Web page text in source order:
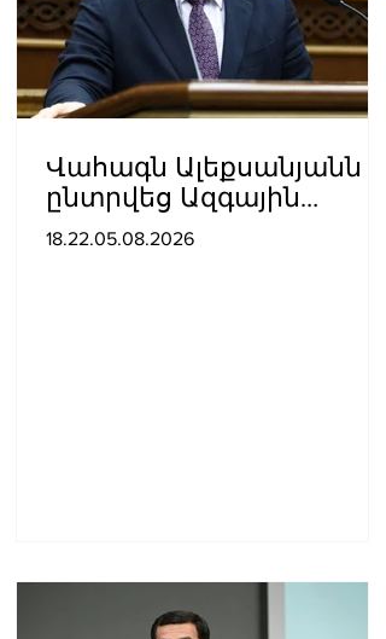
Վահագն Ալեքսանյանն
ընտրվեց Ազգային
ժողովի նախագահի
18.22.05.08.2026